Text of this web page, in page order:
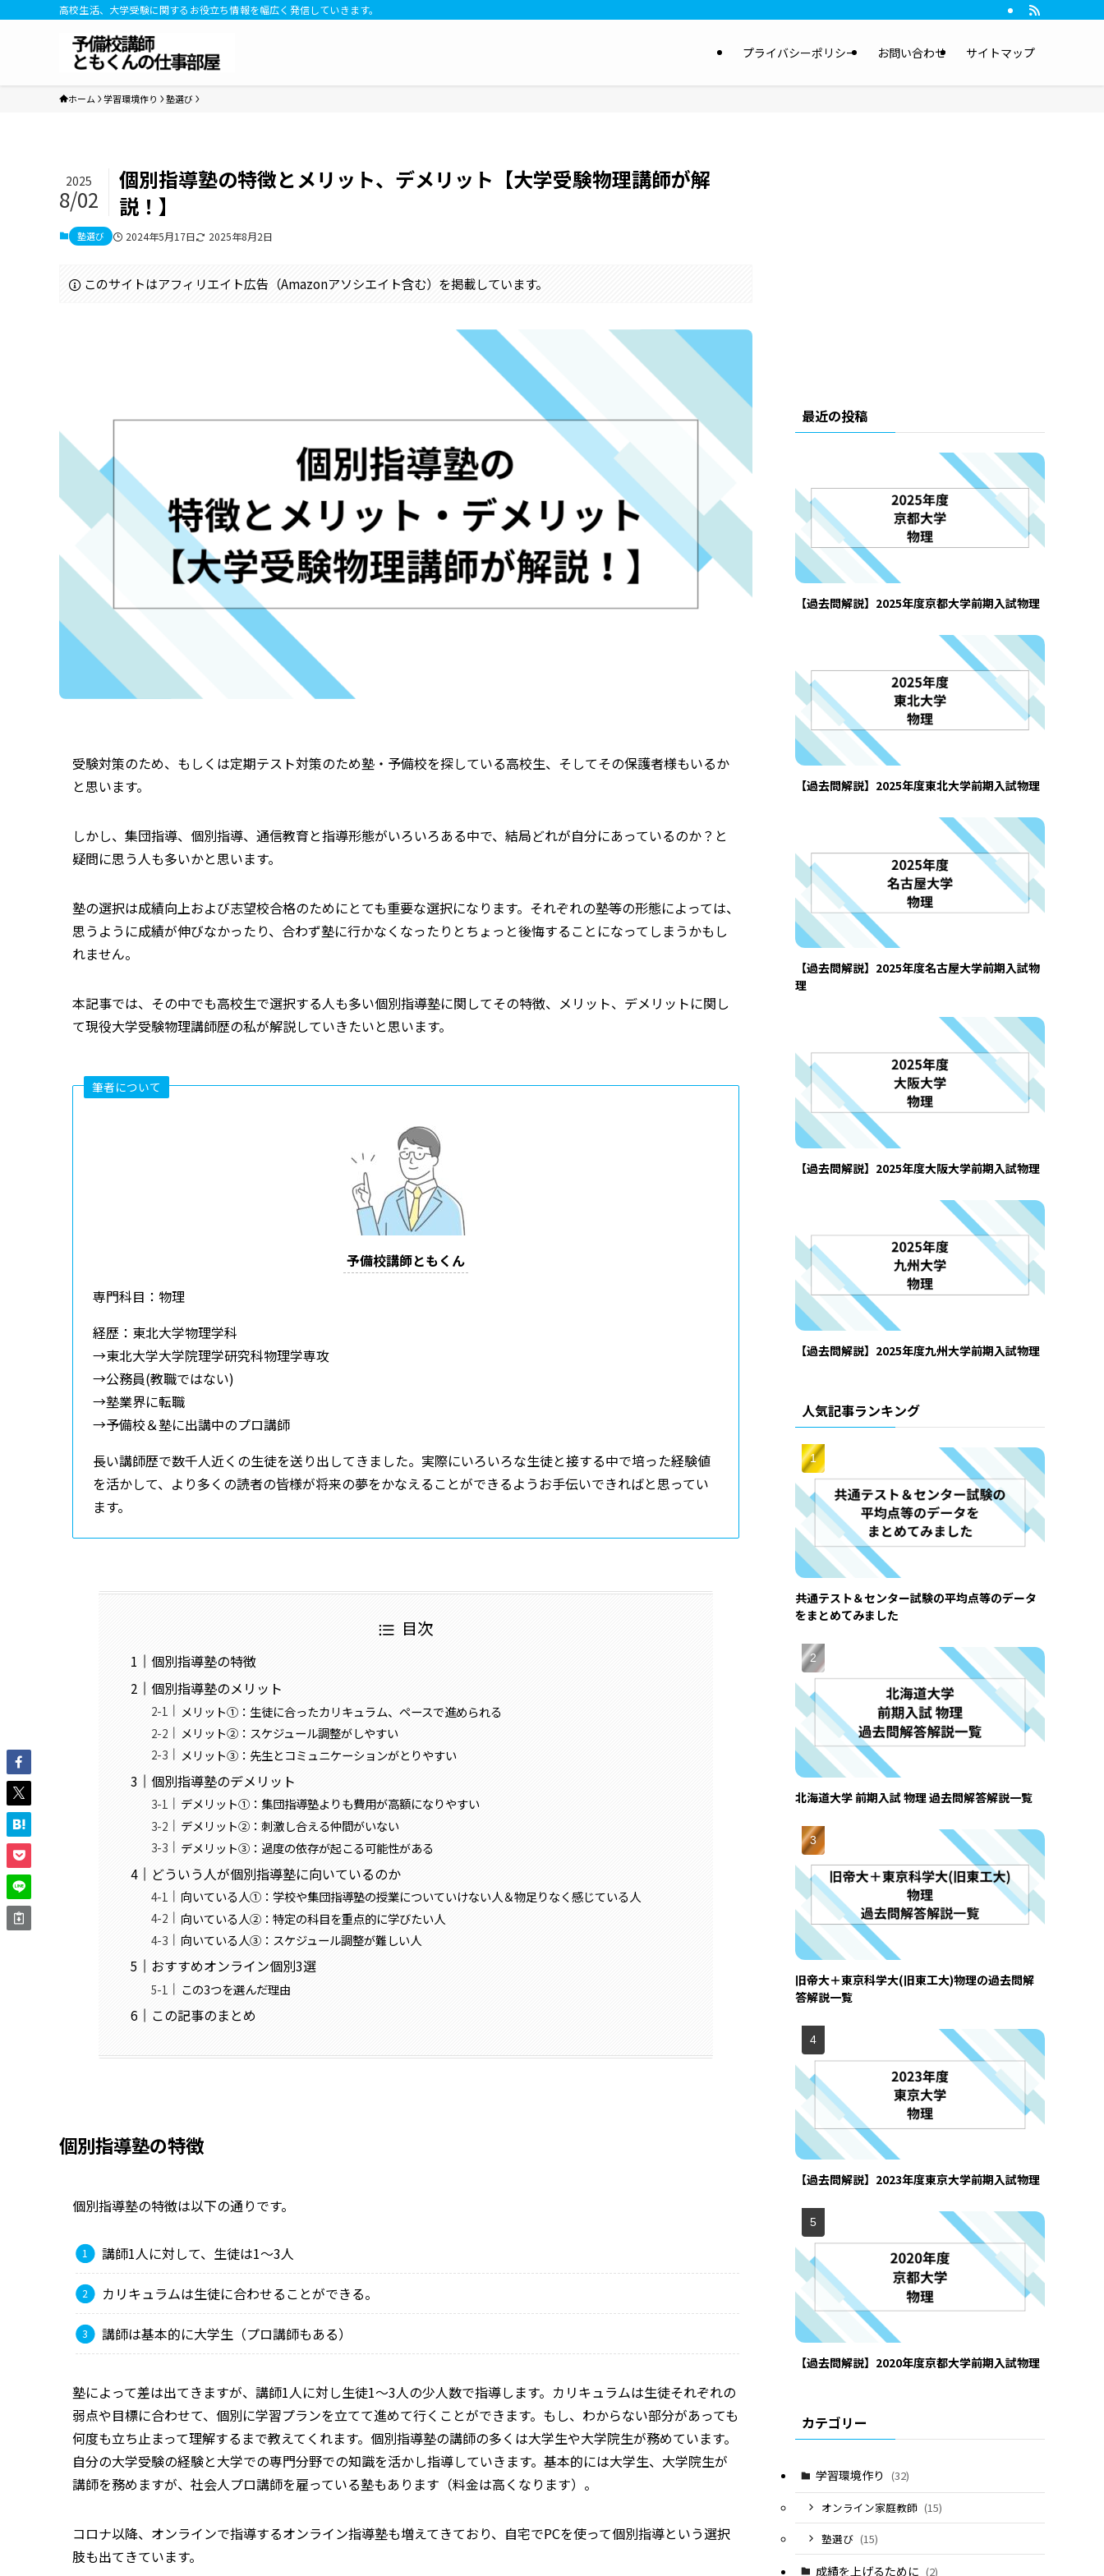
高校生活、大学受験に関するお役立ち情報を幅広く発信していきます。
プライバシーポリシー お問い合わせ サイトマップ
ホーム 学習環境作り 塾選び
個別指導塾の特徴とメリット、デメリット【大学受験物理講師が解
説！】
2025
8/02
塾選び 2024年5月17日 2025年8月2日
このサイトはアフィリエイト広告（Amazonアソシエイト含む）を掲載しています。
受験対策のため、もしくは定期テスト対策のため塾・予備校を探している高校生、そしてその保護者様もいるか
と思います。
しかし、集団指導、個別指導、通信教育と指導形態がいろいろある中で、結局どれが自分にあっているのか？と
疑問に思う人も多いかと思います。
塾の選択は成績向上および志望校合格のためにとても重要な選択になります。それぞれの塾等の形態によっては、
思うように成績が伸びなかったり、合わず塾に行かなくなったりとちょっと後悔することになってしまうかもし
れません。
本記事では、その中でも高校生で選択する人も多い個別指導塾に関してその特徴、メリット、デメリットに関し
て現役大学受験物理講師歴の私が解説していきたいと思います。
筆者について
予備校講師ともくん
専門科目：物理
経歴：東北大学物理学科
→東北大学大学院理学研究科物理学専攻
→公務員(教職ではない)
→塾業界に転職
→予備校＆塾に出講中のプロ講師
長い講師歴で数千人近くの生徒を送り出してきました。実際にいろいろな生徒と接する中で培った経験値
を活かして、より多くの読者の皆様が将来の夢をかなえることができるようお手伝いできればと思ってい
ます。
目次
個別指導塾の特徴
個別指導塾のメリット
メリット①：生徒に合ったカリキュラム、ペースで進められる
メリット②：スケジュール調整がしやすい
メリット③：先生とコミュニケーションがとりやすい
個別指導塾のデメリット
デメリット①：集団指導塾よりも費用が高額になりやすい
デメリット②：刺激し合える仲間がいない
デメリット③：過度の依存が起こる可能性がある
どういう人が個別指導塾に向いているのか
向いている人①：学校や集団指導塾の授業についていけない人＆物足りなく感じている人
向いている人②：特定の科目を重点的に学びたい人
向いている人③：スケジュール調整が難しい人
おすすめオンライン個別3選
この3つを選んだ理由
この記事のまとめ
個別指導塾の特徴
個別指導塾の特徴は以下の通りです。
講師1人に対して、生徒は1～3人
カリキュラムは生徒に合わせることができる。
講師は基本的に大学生（プロ講師もある）
塾によって差は出てきますが、講師1人に対し生徒1～3人の少人数で指導します。カリキュラムは生徒それぞれの
弱点や目標に合わせて、個別に学習プランを立てて進めて行くことができます。もし、わからない部分があっても
何度も立ち止まって理解するまで教えてくれます。個別指導塾の講師の多くは大学生や大学院生が務めています。
自分の大学受験の経験と大学での専門分野での知識を活かし指導していきます。基本的には大学生、大学院生が
講師を務めますが、社会人プロ講師を雇っている塾もあります（料金は高くなります）。
コロナ以降、オンラインで指導するオンライン指導塾も増えてきており、自宅でPCを使って個別指導という選択
肢も出てきています。
最近の投稿
【過去問解説】2025年度京都大学前期入試物理
【過去問解説】2025年度東北大学前期入試物理
【過去問解説】2025年度名古屋大学前期入試物
理
【過去問解説】2025年度大阪大学前期入試物理
【過去問解説】2025年度九州大学前期入試物理
人気記事ランキング
共通テスト＆センター試験の平均点等のデータ
をまとめてみました
北海道大学 前期入試 物理 過去問解答解説一覧
旧帝大＋東京科学大(旧東工大)物理の過去問解
答解説一覧
【過去問解説】2023年度東京大学前期入試物理
【過去問解説】2020年度京都大学前期入試物理
カテゴリー
学習環境作り (32)
オンライン家庭教師 (15)
塾選び (15)
成績を上げるために (2)